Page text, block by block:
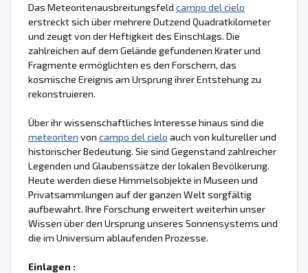
Das Meteoritenausbreitungsfeld campo del cielo
erstreckt sich über mehrere Dutzend Quadratkilometer
und zeugt von der Heftigkeit des Einschlags. Die
zahlreichen auf dem Gelände gefundenen Krater und
Fragmente ermöglichten es den Forschern, das
kosmische Ereignis am Ursprung ihrer Entstehung zu
rekonstruieren.
Über ihr wissenschaftliches Interesse hinaus sind die
meteoriten von campo del cielo auch von kultureller und
historischer Bedeutung. Sie sind Gegenstand zahlreicher
Legenden und Glaubenssätze der lokalen Bevölkerung.
Heute werden diese Himmelsobjekte in Museen und
Privatsammlungen auf der ganzen Welt sorgfältig
aufbewahrt. Ihre Forschung erweitert weiterhin unser
Wissen über den Ursprung unseres Sonnensystems und
die im Universum ablaufenden Prozesse.
Einlagen :